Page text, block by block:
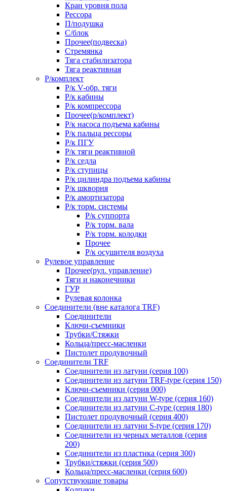
Кран уровня пола
Рессора
П/подушка
С/блок
Прочее(подвеска)
Стремянка
Тяга стабилизатора
Тяга реактивная
Р/комплект
Р/к V-обр. тяги
Р/к кабины
Р/к компрессора
Прочее(р/комплект)
Р/к насоса подъема кабины
Р/к пальца рессоры
Р/к ПГУ
Р/к тяги реактивной
Р/к седла
Р/к ступицы
Р/к цилиндра подъема кабины
Р/к шкворня
Р/к амортизатора
Р/к торм. системы
Р/к суппорта
Р/к торм. вала
Р/к торм. колодки
Прочее
Р/к осушителя воздуха
Рулевое управление
Прочее(рул. управление)
Тяги и наконечники
ГУР
Рулевая колонка
Соединители (вне каталога TRF)
Соединители
Ключи-cъемники
Трубки/Стяжки
Кольца/пресс-масленки
Пистолет продувочный
Соединители TRF
Соединители из латуни (серия 100)
Соединители из латуни TRF-type (серия 150)
Ключи-съемники (серия 000)
Соединители из латуни W-type (серия 160)
Соединители из латуни С-type (серия 180)
Пистолет продувочный (серия 400)
Соединители из латуни S-type (серия 170)
Соединители из черных металлов (серия
200)
Соединители из пластика (серия 300)
Трубки/стяжки (серия 500)
Кольца/пресс-масленки (серия 600)
Сопутствующие товары